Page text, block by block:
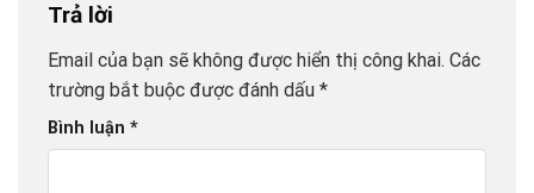
Trả lời
Email của bạn sẽ không được hiển thị công khai. Các
trường bắt buộc được đánh dấu *
Bình luận *